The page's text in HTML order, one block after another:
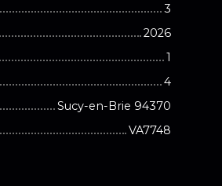
3
2026
1
4
Sucy-en-Brie 94370
VA7748